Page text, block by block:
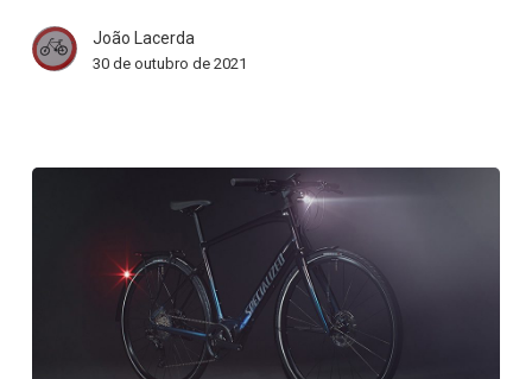
João Lacerda
30 de outubro de 2021